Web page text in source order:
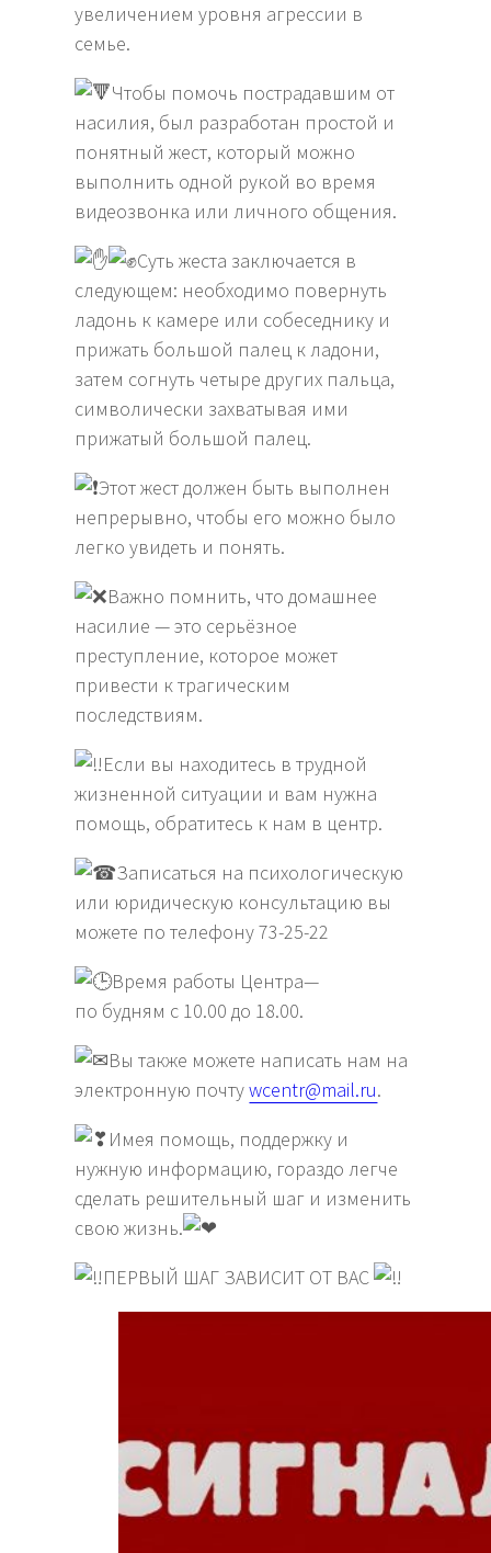
увеличением уровня агрессии в
семье.
Чтобы помочь пострадавшим от
насилия, был разработан простой и
понятный жест, который можно
выполнить одной рукой во время
видеозвонка или личного общения.
Суть жеста заключается в
следующем: необходимо повернуть
ладонь к камере или собеседнику и
прижать большой палец к ладони,
затем согнуть четыре других пальца,
символически захватывая ими
прижатый большой палец.
Этот жест должен быть выполнен
непрерывно, чтобы его можно было
легко увидеть и понять.
Важно помнить, что домашнее
насилие — это серьёзное
преступление, которое может
привести к трагическим
последствиям.
Если вы находитесь в трудной
жизненной ситуации и вам нужна
помощь, обратитесь к нам в центр.
Записаться на психологическую
или юридическую консультацию вы
можете по телефону 73-25-22
Время работы Центра—
по будням с 10.00 до 18.00.
Вы также можете написать нам на
электронную почтуwcentr@mail.ru.
Имея помощь, поддержку и
нужную информацию, гораздо легче
сделать решительный шаг и изменить
свою жизнь.
ПЕРВЫЙ ШАГ ЗАВИСИТ ОТ ВАС